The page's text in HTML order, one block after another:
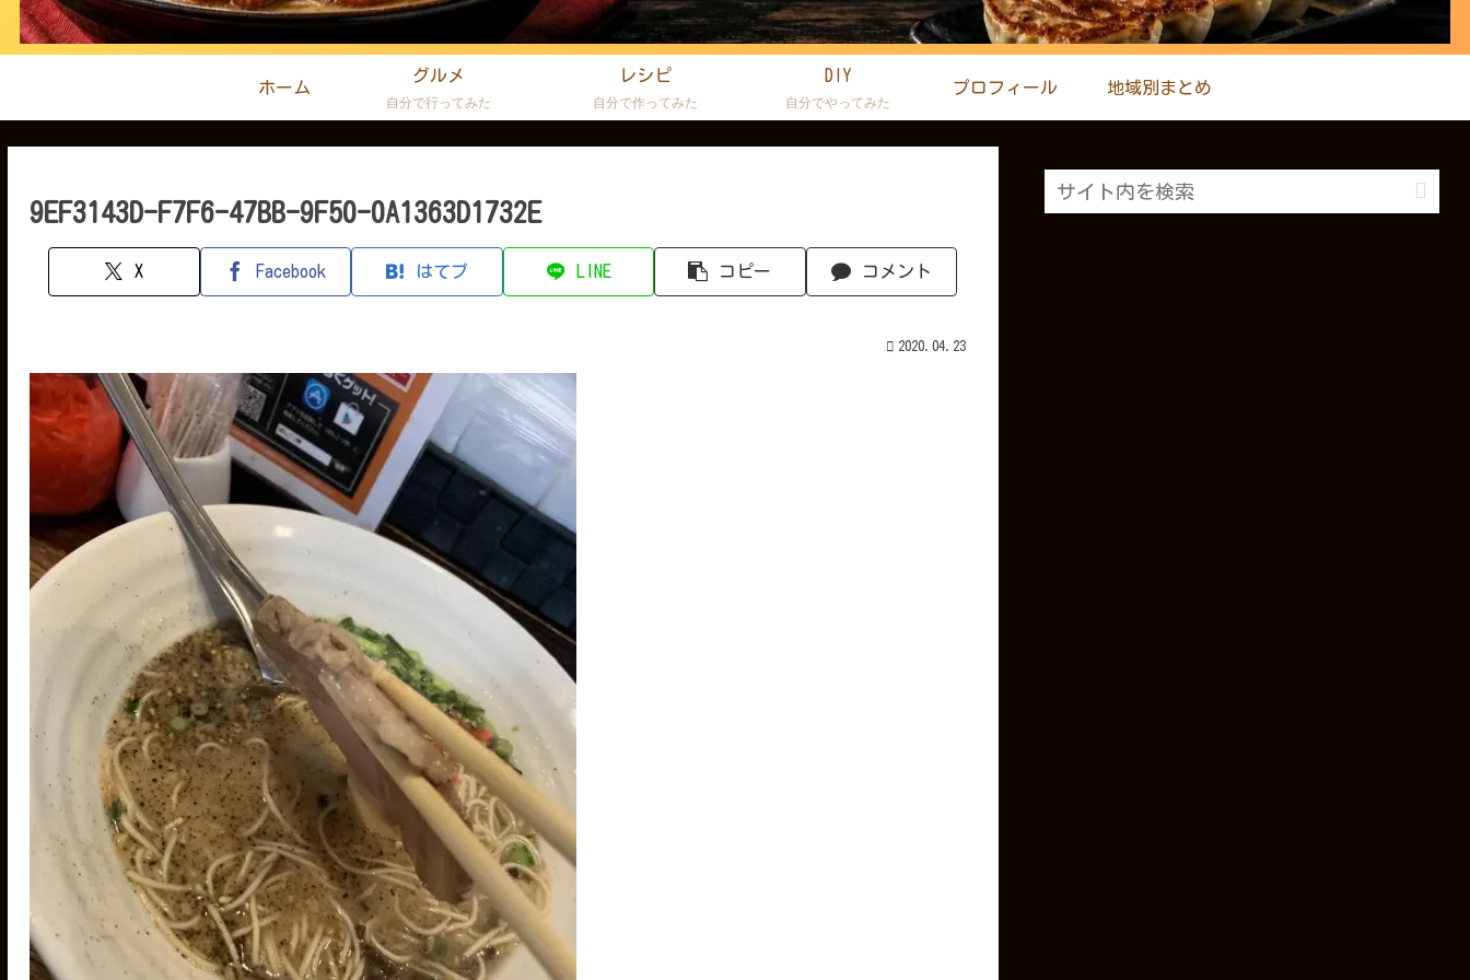
ホーム
グルメ
自分で行ってみた
レシピ
自分で作ってみた
DIY
自分でやってみた
プロフィール 地域別まとめ
9EF3143D-F7F6-47BB-9F50-0A1363D1732E
X Facebook はてブ LINE コピー コメント
2020.04.23